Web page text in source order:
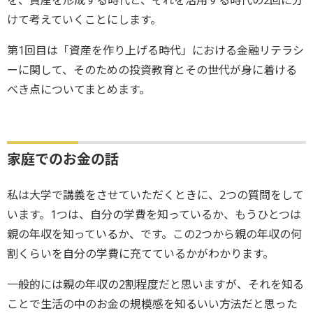
けて考えていくことにします。
第1回目は「資産を作り上げる時代」における金融リテラシ
ーに関して、そのための投資教育とその世代が身に着ける
べき点についてまとめます。
家庭でのお金の話
私は大学で講義をさせていただくときに、2つの質問をして
います。1つは、自分の学費を知っているか、もうひとつは
親の年収を知っているか、です。この2つから親の年収の何
割くらいを自分の学費に充てているかがわかります。
一般的には親の年収の2割程度だと思いますが、それを知る
ことで生活の中のお金の規模感を知るいい方法だと思った